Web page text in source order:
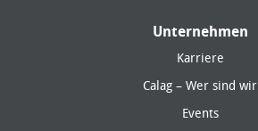
Unternehmen
Karriere
Calag – Wer sind wir
Events